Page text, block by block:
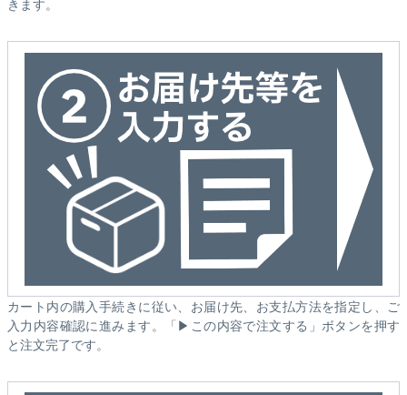
きます。
カート内の購入手続きに従い、お届け先、お支払方法を指定し、ご
入力内容確認に進みます。「▶この内容で注文する」ボタンを押す
と注文完了です。